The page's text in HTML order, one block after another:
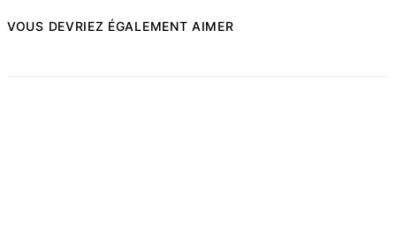
VOUS DEVRIEZ ÉGALEMENT AIMER